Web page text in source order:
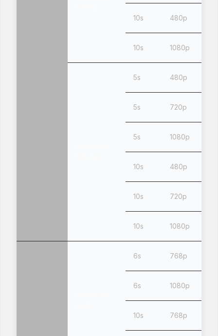
10s 480p
10s 1080p
5s 480p
5s 720p
5s 1080p
10s 480p
10s 720p
10s 1080p
6s 768p
6s 1080p
10s 768p